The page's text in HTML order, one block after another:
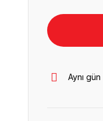
Aynı